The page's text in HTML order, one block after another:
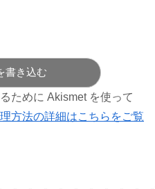
書き込む
ために Akismet を使って
方法の詳細はこちらをご覧